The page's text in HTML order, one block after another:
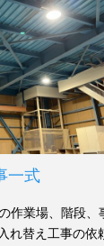
一式
作業場、階段、
れ替え工事の依